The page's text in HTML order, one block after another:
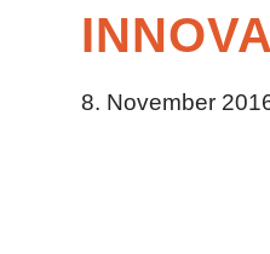
8. November